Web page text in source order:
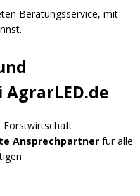
Beratungsservice, mit
Forstwirtschaft
Ansprechpartner für alle